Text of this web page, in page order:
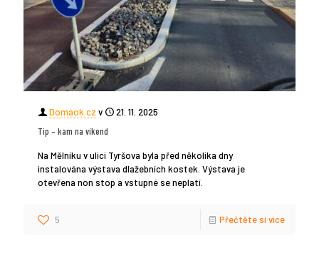
Domaok.cz v
21. 11. 2025
Tip – kam na víkend
Na Mělníku v ulici Tyršova byla před několika dny
instalována výstava dlažebních kostek. Výstava je
otevřena non stop a vstupné se neplatí.
5 Přečtěte si více